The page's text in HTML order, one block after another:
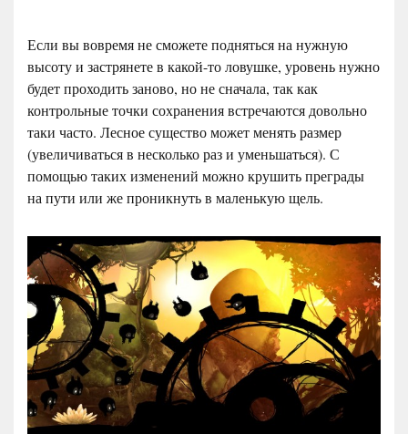
Если вы вовремя не сможете подняться на нужную
высоту и застрянете в какой-то ловушке, уровень нужно
будет проходить заново, но не сначала, так как
контрольные точки сохранения встречаются довольно
таки часто. Лесное существо может менять размер
(увеличиваться в несколько раз и уменьшаться). С
помощью таких изменений можно крушить преграды
на пути или же проникнуть в маленькую щель.